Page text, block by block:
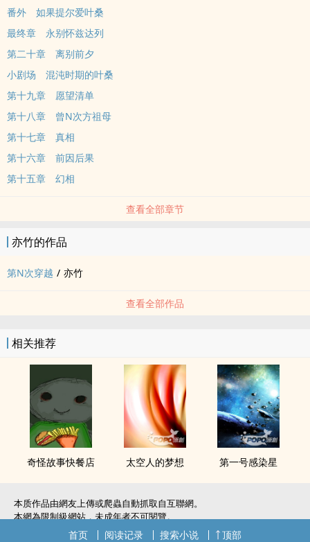
一直委屈做小媳妇的叶桑终于叛变了，决定要抛夫弃子离家出走，好
好在异世界中闯荡！
白话点的说，这是一个关于已婚妇女不小心穿错地方的故事。
✡有点重要的小公告✡
由于完本奖励的关系，4/10开始转收费啰。
番外 如果提尔爱叶桑
最终章 永别怀兹达列
第二十章 离别前夕
小剧场 混沌时期的叶桑
第十九章 愿望清单
第十八章 曾N次方祖母
第十七章 真相
第十六章 前因后果
第十五章 幻相
查看全部章节
亦竹的作品
第N次穿越 / 亦竹
查看全部作品
相关推荐
奇怪故事快餐店 太空人的梦想 第一号感染星
本质作品由網友上傳或爬蟲自動抓取自互聯網。
本網為限制級網站，未成年者不可閱覽。
如無意中侵犯了您的權利，敬請聯系我們。
首页 阅读记录 搜索小说 顶部